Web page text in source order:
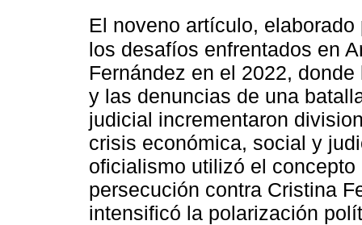
El noveno artículo,
los desafíos enfrentados en
Fernández en el 2022,
y las denuncias de una
judicial incrementaron
crisis económica, social y
oficialismo utilizó el
persecución contra Cristina
intensificó la polarización